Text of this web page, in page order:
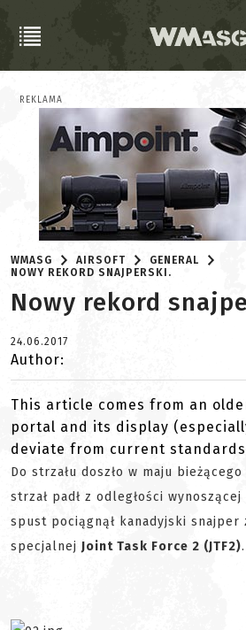
REKLAMA
WMASG AIRSOFT
GENERAL
NOWY REKORD SNAJPERSKI.
Nowy rekord
24.06.2017
Author:
This article comes from an
portal and its display
deviate from current
Do strzału doszło w maju
strzał padł z odległości wynoszącej
spust pociągnął kanadyjski snajper
specjalnej Joint Task Force 2 (JTF2).